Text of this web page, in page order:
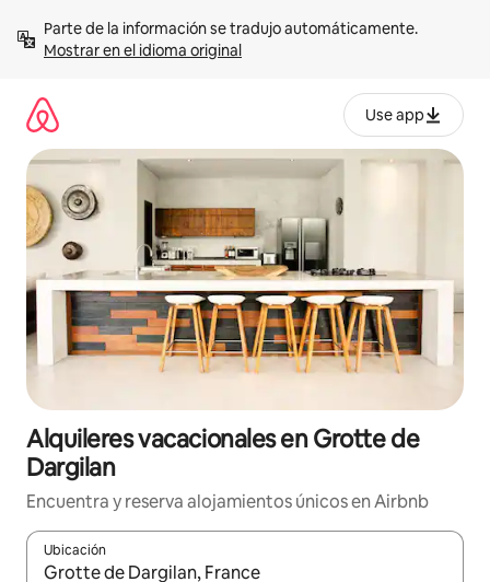
contenidoMostrar en el idioma original
Use app
Alquileres vacacionales en Grotte de
Dargilan
Encuentra y reserva alojamientos únicos en Airbnb
Ubicación
Cuando los resultados estén disponibles, navega con las